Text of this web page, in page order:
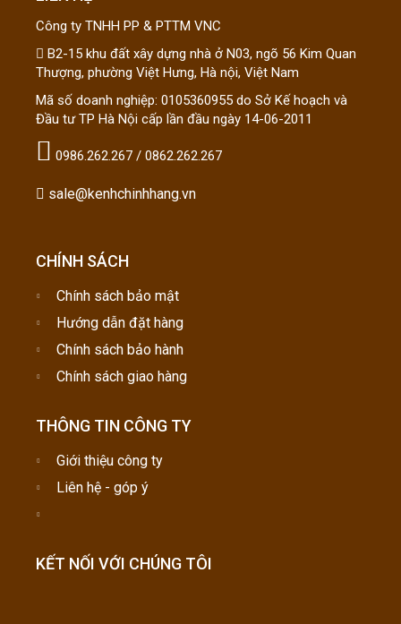
Công ty TNHH PP & PTTM VNC
B2-15 khu đất xây dựng nhà ở N03, ngõ 56 Kim Quan
Thượng, phường Việt Hưng, Hà nội, Việt Nam
Mã số doanh nghiệp: 0105360955 do Sở Kế hoạch và
Đầu tư TP Hà Nội cấp lần đầu ngày 14-06-2011
0986.262.267 / 0862.262.267
sale@kenhchinhhang.vn
CHÍNH SÁCH
Chính sách bảo mật
Hướng dẫn đặt hàng
Chính sách bảo hành
Chính sách giao hàng
THÔNG TIN CÔNG TY
Giới thiệu công ty
Liên hệ - góp ý
KẾT NỐI VỚI CHÚNG TÔI